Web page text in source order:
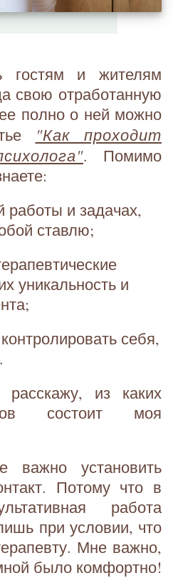
гостям и жителям
свою отработанную
полно о ней можно
"Как проходит
. Помимо
работы и задачах,
ставлю;
уникальность и
себя,
из каких
состоит моя
важно установить
Потому что в
работа
при условии, что
Мне важно,
было комфортно!